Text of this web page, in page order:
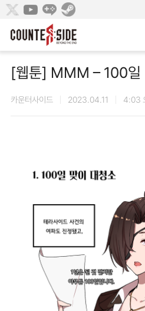
[웹툰] MMM – 100일
카운터사이드 2023.04.11 4:03